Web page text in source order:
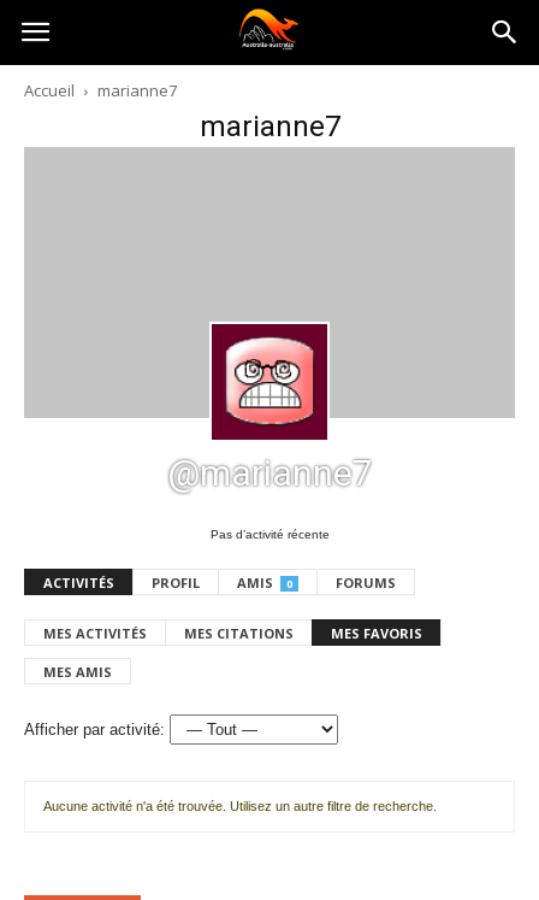
Australia-
australie.com
Accueil marianne7
marianne7
@marianne7
Pas d’activité récente
ACTIVITÉS PROFIL AMIS 0 FORUMS
MES ACTIVITÉS MES CITATIONS MES FAVORIS
MES AMIS
Afficher par activité:
Aucune activité n'a été trouvée. Utilisez un autre filtre de recherche.